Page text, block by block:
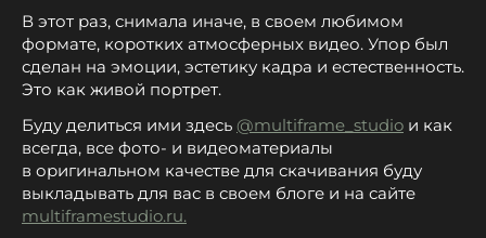
В этот раз, снимала иначе, в своем любимом
формате, коротких атмосферных видео. Упор был
сделан на эмоции, эстетику кадра и естественность.
Это как живой портрет.
Буду делиться ими здесь @multiframe_studio и как
всегда, все фото- и видеоматериалы
в оригинальном качестве для скачивания буду
выкладывать для вас в своем блоге и на сайте
multiframestudio.ru.